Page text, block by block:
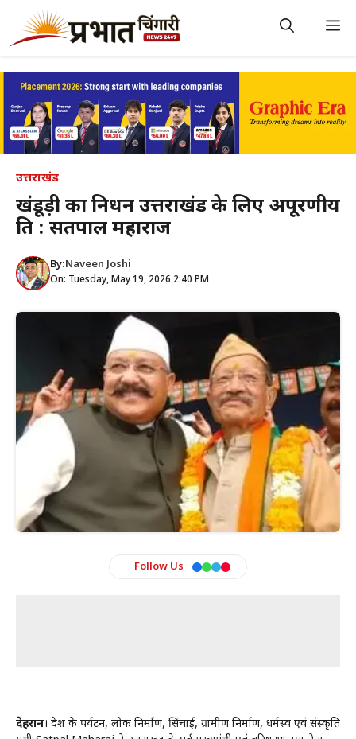
content
उत्तराखंड
खंडूड़ी का निधन उत्तराखंड के लिए अपूरणीय
क्षति : सतपाल महाराज
By:Naveen Joshi
On: Tuesday, May 19, 2026 2:40 PM
Follow Us
देहरादून। प्रदेश के पर्यटन, लोक निर्माण, सिंचाई, ग्रामीण निर्माण, धर्मस्व एवं संस्कृति